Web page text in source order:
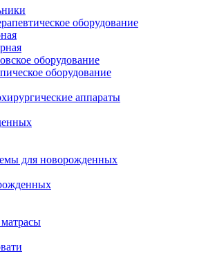
оборудование
оборудование
оборудование
аппараты
для новорожденных